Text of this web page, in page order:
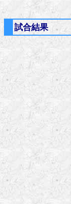
試合結果